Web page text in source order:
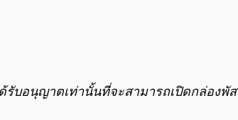
รับอนุญาตเท่านั้นที่จะสามารถเปิดกล่องพั